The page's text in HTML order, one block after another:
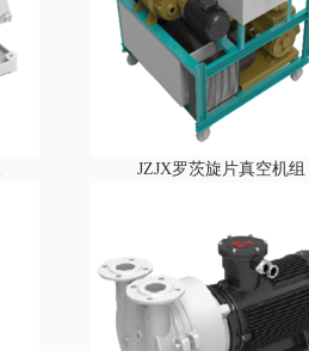
JZJX罗茨旋片真空机组